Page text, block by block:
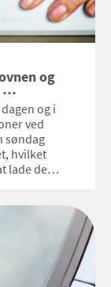
og
…
og i
ved
søndag
hvilket
lade de